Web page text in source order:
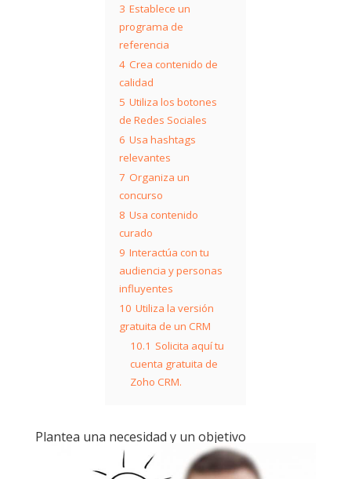
3 Establece un
programa de
referencia
4 Crea contenido de
calidad
5 Utiliza los botones
de Redes Sociales
6 Usa hashtags
relevantes
7 Organiza un
concurso
8 Usa contenido
curado
9 Interactúa con tu
audiencia y personas
influyentes
10 Utiliza la versión
gratuita de un CRM
10.1 Solicita aquí tu
cuenta gratuita de
Zoho CRM.
Plantea una necesidad y un objetivo